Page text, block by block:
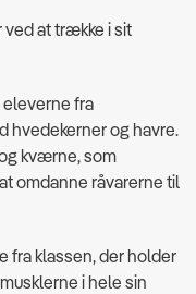
ved at trække i sit
fra
hvedekerner og havre.
kværne, som
omdanne råvarerne til
fra klassen, der holder
i hele sin